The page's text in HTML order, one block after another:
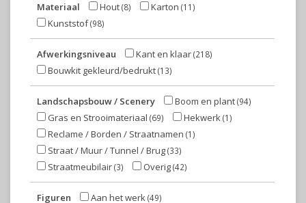
Materiaal Hout(8) Karton (11)
Kunststof(98)
Afwerkingsniveau Kant en klaar(218)
Bouwkit gekleurd/bedrukt(13)
Landschapsbouw / Scenery Boom en plant(94)
Gras en Strooimateriaal (69) Hekwerk(1)
Reclame / Borden / Straatnamen (1)
Straat / Muur / Tunnel / Brug(33)
Straatmeubilair(3) Overig(42)
Figuren Aan het werk(49)